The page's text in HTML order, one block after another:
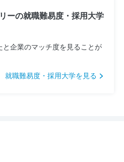
ーの就職難易度・採用大学
企業のマッチ度を見ることが
就職難易度・採用大学を見る